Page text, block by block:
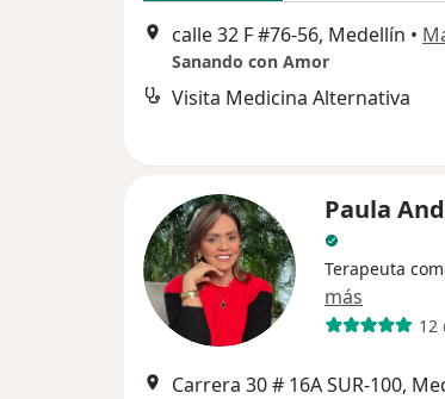
calle 32 F #76-56, Medellín •
Sanando con Amor
Visita Medicina Alternativa
Paula
Terapeuta
más
12
Carrera 30 # 16A SUR-100,